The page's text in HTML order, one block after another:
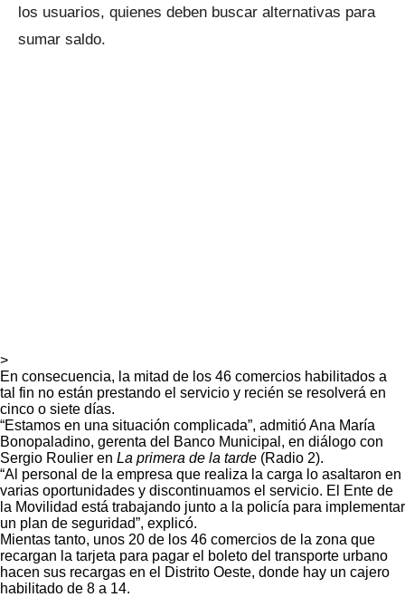
los usuarios, quienes deben buscar alternativas para
sumar saldo.
>
En consecuencia, la mitad de los 46 comercios habilitados a
tal fin no están prestando el servicio y recién se resolverá en
cinco o siete días.
“Estamos en una situación complicada”, admitió Ana María
Bonopaladino, gerenta del Banco Municipal, en diálogo con
Sergio Roulier en La primera de la tarde (Radio 2).
“Al personal de la empresa que realiza la carga lo asaltaron en
varias oportunidades y discontinuamos el servicio. El Ente de
la Movilidad está trabajando junto a la policía para implementar
un plan de seguridad”, explicó.
Mientas tanto, unos 20 de los 46 comercios de la zona que
recargan la tarjeta para pagar el boleto del transporte urbano
hacen sus recargas en el Distrito Oeste, donde hay un cajero
habilitado de 8 a 14.